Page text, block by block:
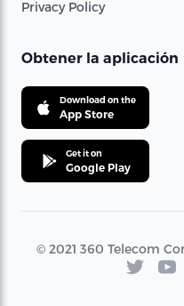
Privacy Policy
Obtener la aplicación
Download on the
App Store
Get it on
Google Play
© 2021 360 Telecom